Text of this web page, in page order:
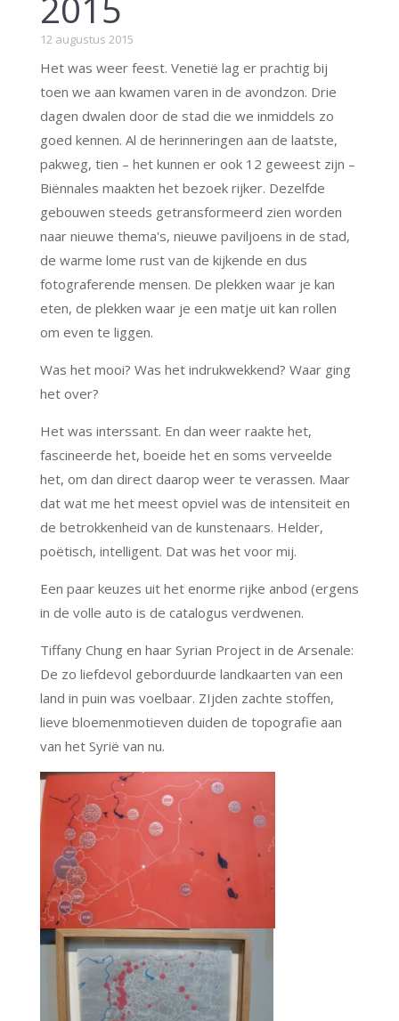
12 augustus 2015
Het was weer feest. Venetië lag er prachtig bij
toen we aan kwamen varen in de avondzon. Drie
dagen dwalen door de stad die we inmiddels zo
goed kennen. Al de herinneringen aan de laatste,
pakweg, tien – het kunnen er ook 12 geweest zijn –
Biënnales maakten het bezoek rijker. Dezelfde
gebouwen steeds getransformeerd zien worden
naar nieuwe thema's, nieuwe paviljoens in de stad,
de warme lome rust van de kijkende en dus
fotograferende mensen. De plekken waar je kan
eten, de plekken waar je een matje uit kan rollen
om even te liggen.
Was het mooi? Was het indrukwekkend? Waar ging
het over?
Het was interssant. En dan weer raakte het,
fascineerde het, boeide het en soms verveelde
het, om dan direct daarop weer te verassen. Maar
dat wat me het meest opviel was de intensiteit en
de betrokkenheid van de kunstenaars. Helder,
poëtisch, intelligent. Dat was het voor mij.
Een paar keuzes uit het enorme rijke anbod (ergens
in de volle auto is de catalogus verdwenen.
Tiffany Chung en haar Syrian Project in de Arsenale:
De zo liefdevol geborduurde landkaarten van een
land in puin was voelbaar. ZIjden zachte stoffen,
lieve bloemenmotieven duiden de topografie aan
van het Syrië van nu.